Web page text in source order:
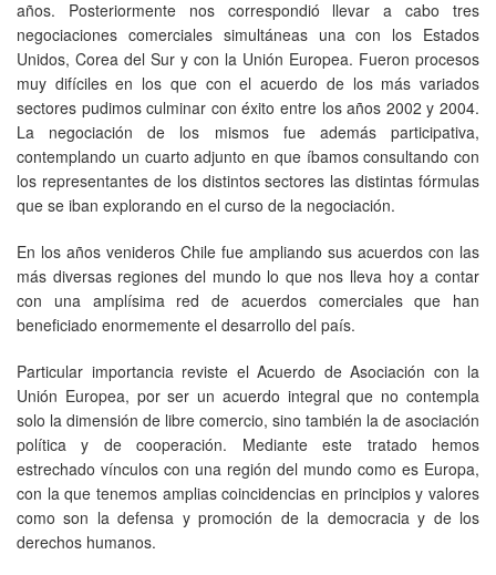
años. Posteriormente nos correspondió llevar a cabo tres
negociaciones comerciales simultáneas una con los Estados
Unidos, Corea del Sur y con la Unión Europea. Fueron procesos
muy difíciles en los que con el acuerdo de los más variados
sectores pudimos culminar con éxito entre los años 2002 y 2004.
La negociación de los mismos fue además participativa,
contemplando un cuarto adjunto en que íbamos consultando con
los representantes de los distintos sectores las distintas fórmulas
que se iban explorando en el curso de la negociación.
En los años venideros Chile fue ampliando sus acuerdos con las
más diversas regiones del mundo lo que nos lleva hoy a contar
con una amplísima red de acuerdos comerciales que han
beneficiado enormemente el desarrollo del país.
Particular importancia reviste el Acuerdo de Asociación con la
Unión Europea, por ser un acuerdo integral que no contempla
solo la dimensión de libre comercio, sino también la de asociación
política y de cooperación. Mediante este tratado hemos
estrechado vínculos con una región del mundo como es Europa,
con la que tenemos amplias coincidencias en principios y valores
como son la defensa y promoción de la democracia y de los
derechos humanos.